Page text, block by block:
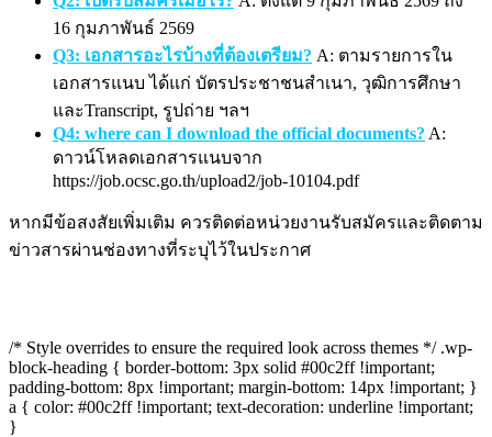
16 กุมภาพันธ์ 2569
Q3: เอกสารอะไรบ้างที่ต้องเตรียม? A: ตามรายการใน
เอกสารแนบ ได้แก่ บัตรประชาชนสำเนา, วุฒิการศึกษา
และTranscript, รูปถ่าย ฯลฯ
Q4: where can I download the official documents? A:
ดาวน์โหลดเอกสารแนบจาก
https://job.ocsc.go.th/upload2/job-10104.pdf
หากมีข้อสงสัยเพิ่มเติม ควรติดต่อหน่วยงานรับสมัครและติดตาม
ข่าวสารผ่านช่องทางที่ระบุไว้ในประกาศ
/* Style overrides to ensure the required look across themes */ .wp-
block-heading { border-bottom: 3px solid #00c2ff !important;
padding-bottom: 8px !important; margin-bottom: 14px !important; }
a { color: #00c2ff !important; text-decoration: underline !important;
}